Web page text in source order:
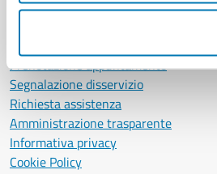
Centralino unico:0817951111
Prenotazione appuntamento
Segnalazione disservizio
Richiesta assistenza
Amministrazione trasparente
Informativa privacy
Cookie Policy